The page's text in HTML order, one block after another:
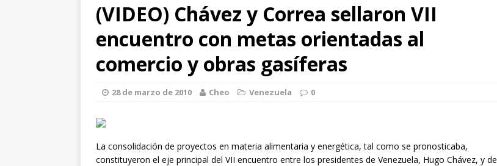
(VIDEO) Chávez y Correa sellaron VII
encuentro con metas orientadas al
comercio y obras gasíferas
28 de marzo de 2010 Cheo Venezuela 0
La consolidación de proyectos en materia alimentaria y energética, tal como se pronosticaba,
constituyeron el eje principal del VII encuentro entre los presidentes de Venezuela, Hugo Chávez, y de